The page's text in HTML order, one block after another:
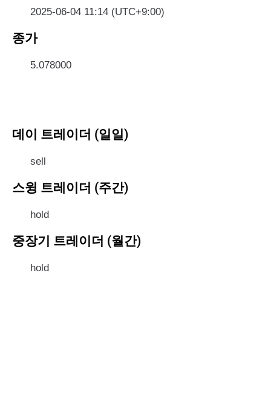
2025-06-04 11:14 (UTC+9:00)
종가
5.078000
데이 트레이더 (일일)
sell
스윙 트레이더 (주간)
hold
중장기 트레이더 (월간)
hold